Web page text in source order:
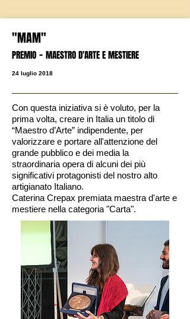
"MAM"
PREMIO - MAESTRO D'ARTE E MESTIERE
24 luglio 2018
Con questa iniziativa si è voluto, per la
prima volta, creare in Italia un titolo di
“Maestro d’Arte” indipendente, per
valorizzare e portare all'attenzione del
grande pubblico e dei media la
straordinaria opera di alcuni dei più
significativi protagonisti del nostro alto
artigianato Italiano.
Caterina Crepax premiata maestra d'arte e
mestiere nella categoria "Carta".